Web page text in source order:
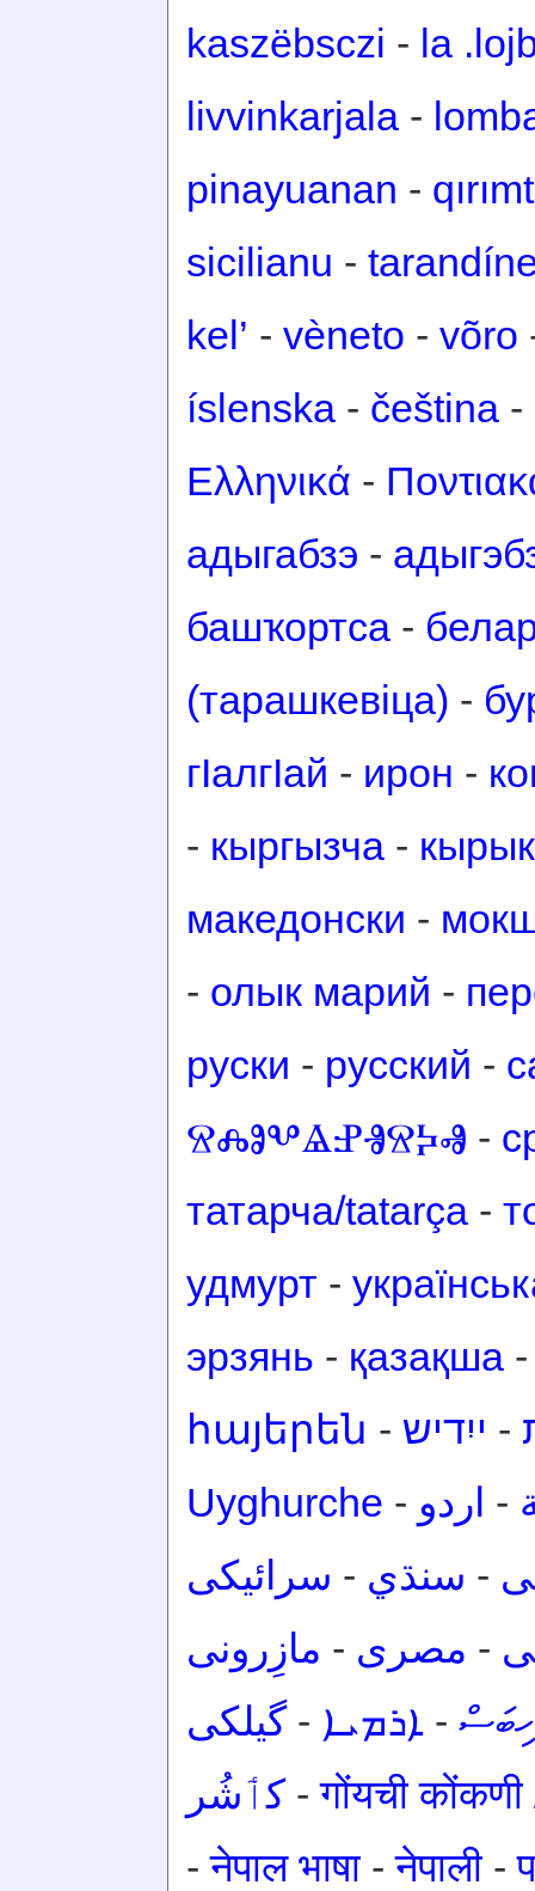
kaszëbsczi - la
livvinkarjala -
pinayuanan -
sicilianu -
kel’ - vèneto - võro
íslenska - čeština -
Ελληνικά -
адыгабзэ -
башҡортса -
(тарашкевіца) -
гӀалгӀай - ирон -
- кыргызча -
македонски -
- олык марий -
руски - русский -
ⰔⰎⰑⰂⰡⰐⰠⰔⰍⰟ -
татарча/tatarça -
удмурт -
эрзянь - қазақша
հայերեն - ייִדיש -
Uyghurche - اردو -
سرائیکی - سنڌي -
مازِرونی - مصرى -
گیلکی- ܐܪܡܝܐ -
کٲشُر-गोंयची
-नेपाल भाषा -नेपाली -